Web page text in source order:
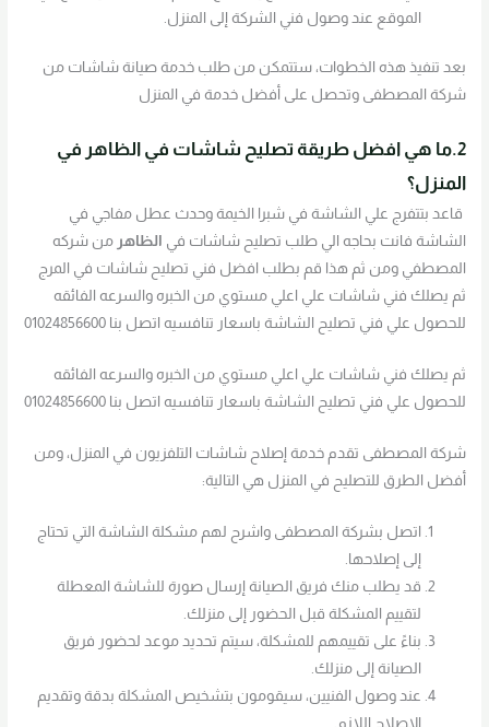
الموقع عند وصول فني الشركة إلى المنزل.
بعد تنفيذ هذه الخطوات، ستتمكن من طلب خدمة صيانة شاشات من
شركة المصطفى وتحصل على أفضل خدمة في المنزل
2.ما هي افضل طريقة تصليح شاشات في الظاهر في
المنزل؟
قاعد بتتفرج علي الشاشة في شبرا الخيمة وحدث عطل مفاجي في
الشاشة فانت بحاجه الي طلب تصليح شاشات في
الظاهر من شركه
المصطفي ومن ثم هذا قم بطلب افضل فني تصليح شاشات في المرج
ثم يصلك فني شاشات علي اعلي مستوي من الخبره والسرعه الفائقه
للحصول علي فني تصليح الشاشة باسعار تنافسيه اتصل بنا 01024856600
ثم يصلك فني شاشات علي اعلي مستوي من الخبره والسرعه الفائقه
للحصول علي فني تصليح الشاشة باسعار تنافسيه اتصل بنا 01024856600
شركة المصطفى تقدم خدمة إصلاح شاشات التلفزيون في المنزل، ومن
أفضل الطرق للتصليح في المنزل هي التالية:
اتصل بشركة المصطفى واشرح لهم مشكلة الشاشة التي تحتاج
إلى إصلاحها.
قد يطلب منك فريق الصيانة إرسال صورة للشاشة المعطلة
لتقييم المشكلة قبل الحضور إلى منزلك.
بناءً على تقييمهم للمشكلة، سيتم تحديد موعد لحضور فريق
الصيانة إلى منزلك.
عند وصول الفنيين، سيقومون بتشخيص المشكلة بدقة وتقديم
الإصلاح اللازم.